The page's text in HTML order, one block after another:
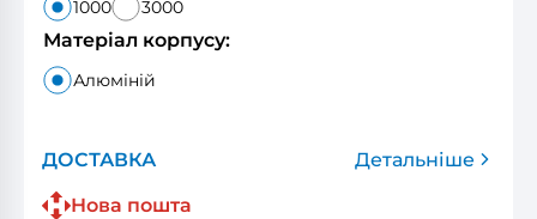
1000 3000
Матеріал корпусу:
Алюміній
ДОСТАВКА
Детальніше
Нова пошта